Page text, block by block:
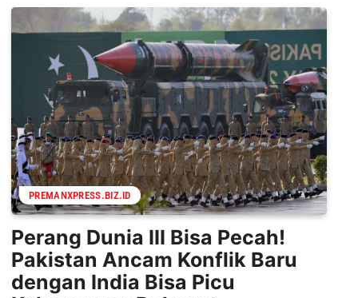
PREMANXPRESS.BIZ.ID
Perang Dunia III Bisa Pecah!
Pakistan Ancam Konflik Baru
dengan India Bisa Picu